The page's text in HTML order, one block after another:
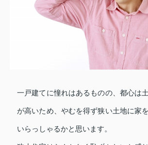
一戸建てに憧れはあるものの、都心は
が高いため、やむを得ず狭い土地に家
いらっしゃるかと思います。